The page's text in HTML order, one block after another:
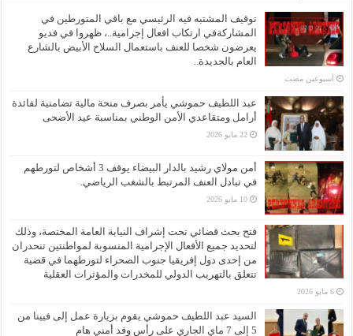
توقيف المشتبه فيه الرئيسي مع باقي المتورطين في
المشاركةفي ارتكاب افعال إجرامية..، ظهروا في فديو
يعرضون شخصا للعنف باستعمال السلاح الأبيض بالشارع
العام بالجديدة..
‏أسبوعين مضت
عبد اللطيف حموشي يأمر بصرف منحة مالية تضامنية لفائدة
أرامل ومتقاعدي الأمن الوطني بمناسبة عيد الأضحى
22 مايو 2026
أمن مولاي رشيد بالدار البيضاء يوقف 3 أشخاص لتورطهم
في تبادل العنف المرتبط بالشغب الرياضي.
10 مايو 2026
فتح بحث قضائي تحت إشراف النيابة العامة المختصة، وذلك
لتحديد جميع الأفعال الإجرامية المنسوبة لمواطنتين تنحدران
من إحدى دول إفريقيا جنوب الصحراء لتورطهما في قضية
تتعلق بالتهريب الدولي للمخدرات والمؤثرات العقلية
6 مايو 2026
السيد عبد اللطيف حموشي يقوم بزيارة عمل إلى فيينا من
5 إلى 7 ماي الجاري على رأس وفد أمني هام